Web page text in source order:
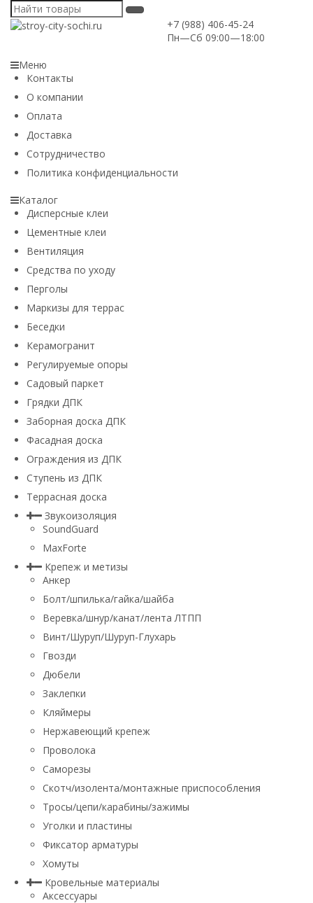
+7 (988) 406-45-24
Пн—Сб 09:00—18:00
Меню
Контакты
О компании
Оплата
Доставка
Сотрудничество
Политика конфиденциальности
Каталог
Дисперсные клеи
Цементные клеи
Вентиляция
Средства по уходу
Перголы
Маркизы для террас
Беседки
Керамогранит
Регулируемые опоры
Садовый паркет
Грядки ДПК
Заборная доска ДПК
Фасадная доска
Ограждения из ДПК
Ступень из ДПК
Террасная доска
Звукоизоляция
SoundGuard
MaxForte
Крепеж и метизы
Анкер
Болт/шпилька/гайка/шайба
Веревка/шнур/канат/лента ЛТПП
Винт/Шуруп/Шуруп-Глухарь
Гвозди
Дюбели
Заклепки
Кляймеры
Нержавеющий крепеж
Проволока
Саморезы
Скотч/изолента/монтажные приспособления
Тросы/цепи/карабины/зажимы
Уголки и пластины
Фиксатор арматуры
Хомуты
Кровельные материалы
Аксессуары